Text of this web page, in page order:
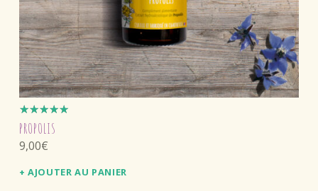
PROPOLIS
Note
5.00sur
5
9,00€
AJOUTER AU PANIER